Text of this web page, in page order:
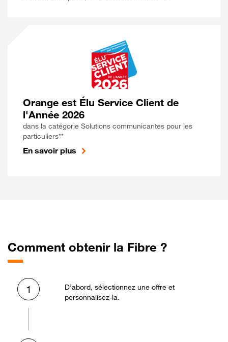
Orange est Élu Service Client de
l'Année 2026
dans la catégorie Solutions communicantes pour les
particuliers**
En savoir plus
Comment obtenir la Fibre ?
1
D’abord, sélectionnez une offre et
personnalisez-la.